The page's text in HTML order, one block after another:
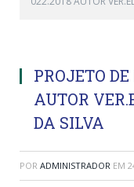
PROJETO
AUTOR
DA SILVA
POR ADMINISTRADOR EM